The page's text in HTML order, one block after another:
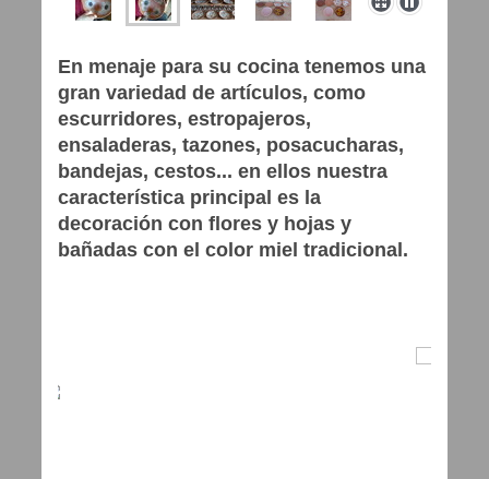
En menaje para su cocina tenemos una
gran variedad de artículos, como
escurridores, estropajeros,
ensaladeras, tazones, posacucharas,
bandejas, cestos... en ellos nuestra
característica principal es la
decoración con flores y hojas y
bañadas con el color miel tradicional.